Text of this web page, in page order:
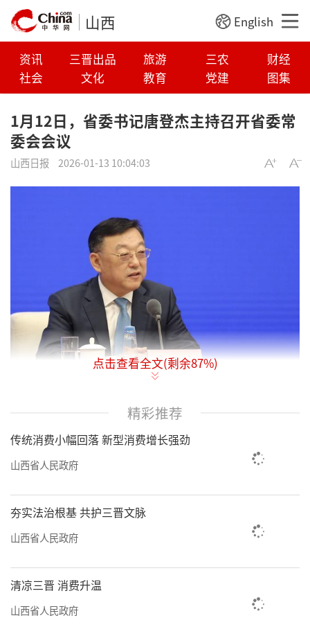
山西 English
资讯 三晋出品 旅游 三农
财经
社会
文化 教育 党建 图集
1月12日，省委书记唐登杰主持召开省委常
委会会议
山西日报 2026-01-13 10:04:03
1月12日，省委常委会召开会议，传达学习
贯彻习近平总书记在1月8日中央政治局常务委
员会会议上的重要讲话精神，传达贯彻全国宣
府、省政协、省法院、省检察院党组2025年度
工作汇报，研究部署宣传思想文化、安全生
产、社会稳定等工作，审议通过《山西省安全
生产考核巡查实施办法》。省委书记唐登杰主
持会议。
点击查看全文(剩余87%)
精彩推荐
传统消费小幅回落 新型消费增长强劲
山西省人民政府
夯实法治根基 共护三晋文脉
山西省人民政府
清凉三晋 消费升温
山西省人民政府